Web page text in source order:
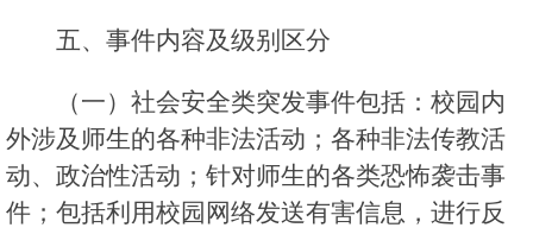
五、事件内容及级别区分
（一）社会安全类突发事件包括：校园内
外涉及师生的各种非法活动；各种非法传教活
动、政治性活动；针对师生的各类恐怖袭击事
件；包括利用校园网络发送有害信息，进行反